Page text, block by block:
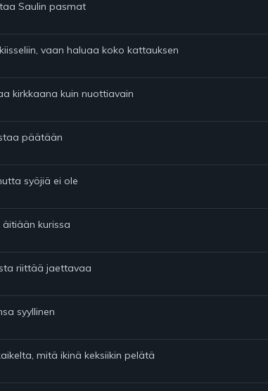
Saulin pasmat
vaan haluaa koko kattauksen
kirkkaana kuin nuottiavain
päätään
syöjiä ei ole
äitiään kurissa
riittää jaettavaa
syyllinen
mitä ikinä keksiikin pelätä